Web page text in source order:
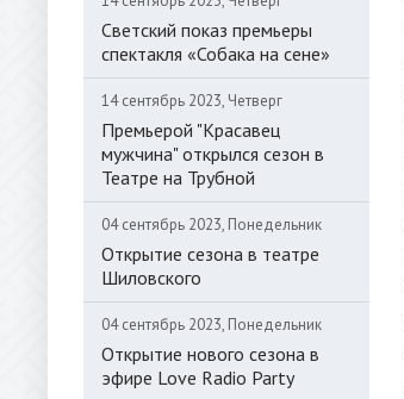
Светский показ премьеры
спектакля «Собака на сене»
14 сентябрь 2023, Четверг
Премьерой "Красавец
мужчина" открылся сезон в
Театре на Трубной
04 сентябрь 2023, Понедельник
Открытие сезона в театре
Шиловского
04 сентябрь 2023, Понедельник
Открытие нового сезона в
эфире Love Radio Party